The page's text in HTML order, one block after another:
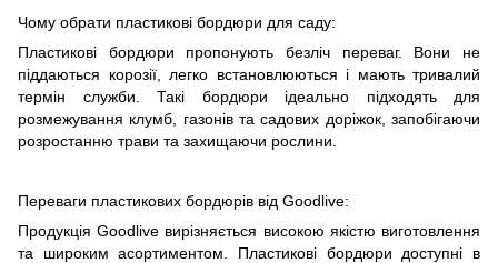
Чому обрати пластикові бордюри для саду:
Пластикові бордюри пропонують безліч переваг. Вони не
піддаються корозії, легко встановлюються і мають тривалий
термін служби. Такі бордюри ідеально підходять для
розмежування клумб, газонів та садових доріжок, запобігаючи
розростанню трави та захищаючи рослини.
Переваги пластикових бордюрів від Goodlive:
Продукція Goodlive вирізняється високою якістю виготовлення
та широким асортиментом. Пластикові бордюри доступні в